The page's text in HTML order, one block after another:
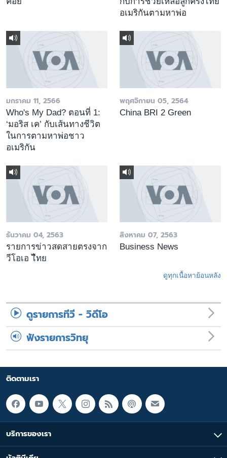
อเมริกันตามหาพ่อ
มกราคม 11, 2566
Who's My Dad? ตอนที่ 1:
‘มอริส เค’ กับเส้นทางชีวิต
ในการตามหาพ่อชาว
อเมริกัน
พฤศจิกายน 05, 2564
China BRI 2 Green
ธันวาคม 04, 2563
รายการข่าวสดสายตรงจาก
วีโอเอ ไืทย
สิงหาคม 07, 2563
Business News
ดูทุกเนื้อหาย้อนหลัง
ดูรายการทีวี - วิดีโอ
ฟังรายการวิทยุ
ติดตามเรา
บริการของเรา